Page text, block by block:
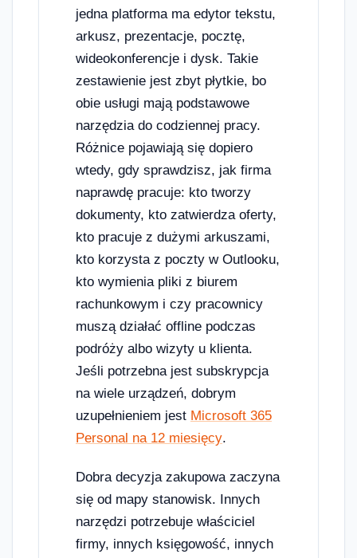
jedna platforma ma edytor tekstu,
arkusz, prezentacje, pocztę,
wideokonferencje i dysk. Takie
zestawienie jest zbyt płytkie, bo
obie usługi mają podstawowe
narzędzia do codziennej pracy.
Różnice pojawiają się dopiero
wtedy, gdy sprawdzisz, jak firma
naprawdę pracuje: kto tworzy
dokumenty, kto zatwierdza oferty,
kto pracuje z dużymi arkuszami,
kto korzysta z poczty w Outlooku,
kto wymienia pliki z biurem
rachunkowym i czy pracownicy
muszą działać offline podczas
podróży albo wizyty u klienta.
Jeśli potrzebna jest subskrypcja
na wiele urządzeń, dobrym
uzupełnieniem jest Microsoft 365
Personal na 12 miesięcy.
Dobra decyzja zakupowa zaczyna
się od mapy stanowisk. Innych
narzędzi potrzebuje właściciel
firmy, innych księgowość, innych